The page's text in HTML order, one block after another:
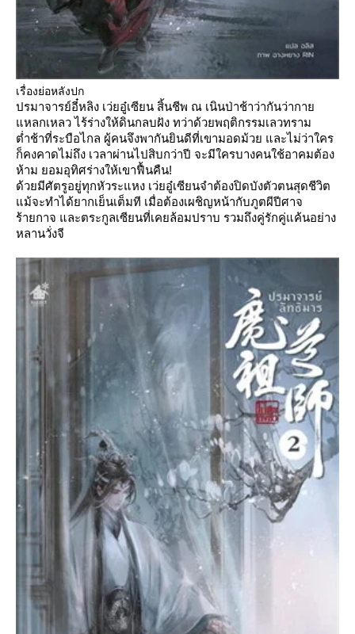
เรื่องย่อหลังปก
ปรมาจารย์อี๋หลิง เว่ยอู๋เซียน สิ้นชีพ ณ เนินป่าช้าว่ากันว่ากา
หลกเหลว ไร้ร่างให้ดินกลบฝัง ทว่าด้วยพฤติกรรมเลวทราม
ต่ำช้าที่ระบือไกล ผู้คนจึงพากันยินดีที่เขามอดม้วย และไม่ว่าใคร
ก็คงคาดไม่ถึง เวลาผ่านไปสิบกว่าปี จะมีใครบางคนใช้อาคมต้อง
ห้าม ยอมอุทิศร่างให้เขาฟื้นคืน!
ด้วยมีศัตรูอยู่ทุกหัวระแหง เว่ยอู๋เซียนจำต้องปิดบังตัวตนสุดชีวิต
ม้จะทำได้ยากเย็นเต็มที เมื่อต้องเผชิญหน้ากับภูตผีปีศาจ
ร้ายกาจ และตระกูลเซียนที่เคยล้อมปราบ รวมถึงคู่รักคู่แค้นอย่าง
หลานวั่งจี